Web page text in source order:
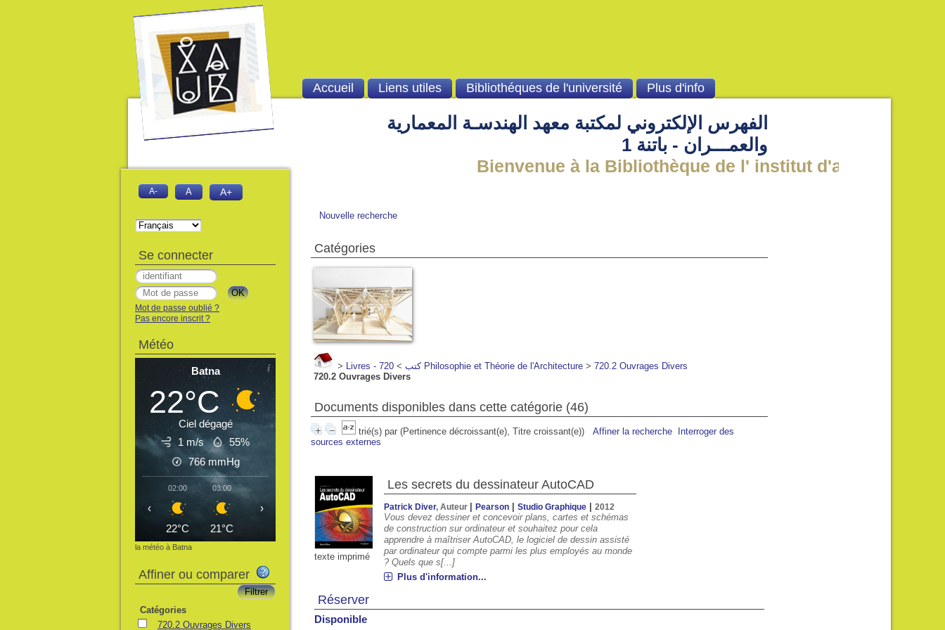
الفهرس الإلكتروني لمكتبة معهد الهندسـة المعمارية
والعمـــران - باتنة 1
Bienvenue à la Bibliothèque de l' institut d'architecture
Nouvelle recherche
Catégories
> Livres - كتب > 720 Philosophie et Théorie de l'Architecture > 720.2 Ouvrages Divers
720.2 Ouvrages Divers
Documents disponibles dans cette catégorie (46)
trié(s) par (Pertinence décroissant(e), Titre croissant(e)) Affiner la recherche
Interroger des
sources externes
texte imprimé
Les secrets du dessinateur AutoCAD
Patrick Diver, Auteur |Pearson |Studio Graphique |2012
Vous devez dessiner et concevoir plans, cartes et schémas
de construction sur ordinateur et souhaitez pour cela
apprendre à maîtriser AutoCAD, le logiciel de dessin assisté
par ordinateur qui compte parmi les plus employés au monde
? Quels que s[...]
Plus d'information...
Réserver
Disponible
Accueil Liens utiles Bibliothéques de l'université Plus d'info
A- A A+
Se connecter
Mot de passe oublié ?
Pas encore inscrit ?
Météo
Batna
22°C
Ciel dégagé
1 m/s
55%
766 mmHg
02:00
22°C
03:00
21°C
04:00
21°C
06:00
21°C
07:00
23°C
08:00
26°C
09:00
28°C
10:00
30°C
11:00
31°C
‹ ›
la météo à Batna
Affiner ou comparer
Catégories
720.2 Ouvrages Divers